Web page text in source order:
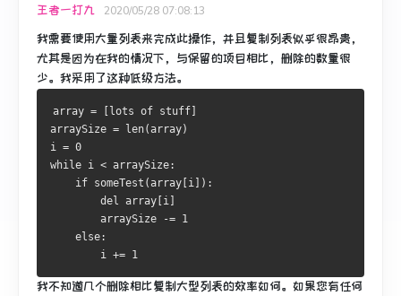
王者一打九 2020/05/28 07:08:13
我需要使用大量列表来完成此操作，并且复制列表似乎很昂贵，
尤其是因为在我的情况下，与保留的项目相比，删除的数量很
少。 我采用了这种低级方法。
array = lots of stuff
arraySize = len(array)
i = 0
while i < arraySize:
if someTest (array i ]):
del array i
        arraySize
-= 1
else:
        i
+= 1
我不知道几个删除相比复制大型列表的效率如何。 如果您有任何